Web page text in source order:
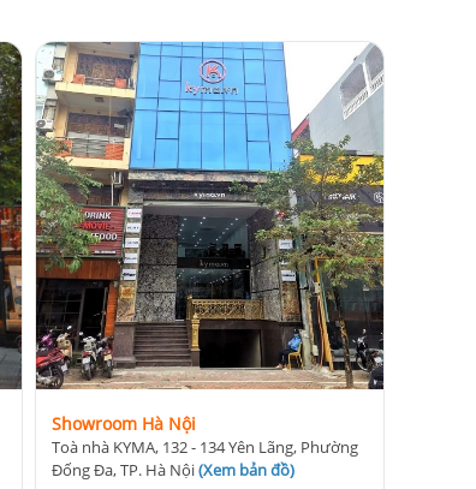
Showroom Hà Nội
Toà nhà KYMA, 132 - 134 Yên Lãng, Phường
Đống Đa, TP. Hà Nội(Xem bản đồ)